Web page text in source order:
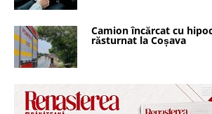
Camion încărcat cu
răsturnat la Coșava